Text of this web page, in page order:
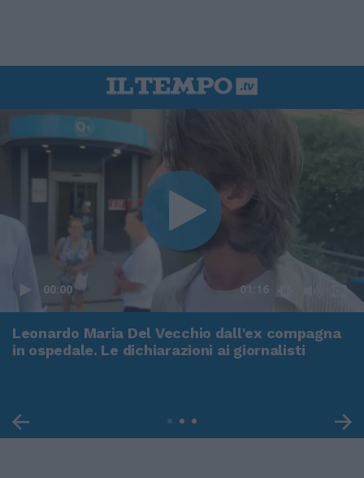
00:00 01:16
Leonardo Maria Del Vecchio dall'ex compagna
in ospedale. Le dichiarazioni ai giornalisti